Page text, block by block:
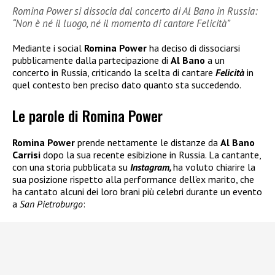
Romina Power si dissocia dal concerto di Al Bano in Russia:
“Non è né il luogo, né il momento di cantare Felicità”
Mediante i social Romina Power ha deciso di dissociarsi
pubblicamente dalla partecipazione di Al Bano a un
concerto in Russia, criticando la scelta di cantare Felicità in
quel contesto ben preciso dato quanto sta succedendo.
Le parole di Romina Power
Romina Power prende nettamente le distanze da Al Bano
Carrisi dopo la sua recente esibizione in Russia. La cantante,
con una storia pubblicata su Instagram,ha voluto chiarire la
sua posizione rispetto alla performance dell’ex marito, che
ha cantato alcuni dei loro brani più celebri durante un evento
a San Pietroburgo: